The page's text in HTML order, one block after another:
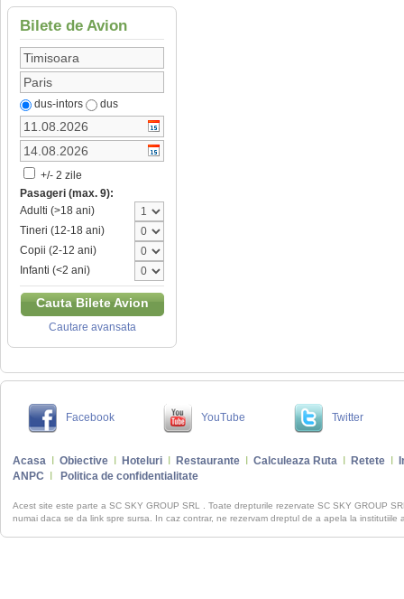
Bilete de Avion
dus-intors dus
+/- 2 zile
Pasageri (max. 9):
Adulti (>18 ani)
Tineri (12-18 ani)
Copii (2-12 ani)
Infanti (<2 ani)
Cauta Bilete Avion
Cautare avansata
Facebook YouTube Twitter
Acasa Obiective Hoteluri Restaurante Calculeaza Ruta Retete
ANPC
Politica de confidentialitate
Acest site este parte a SC SKY GROUP SRL . Toate drepturile rezervate SC SKY GROUP
numai daca se da link spre sursa. In caz contrar, ne rezervam dreptul de a apela la institutiile